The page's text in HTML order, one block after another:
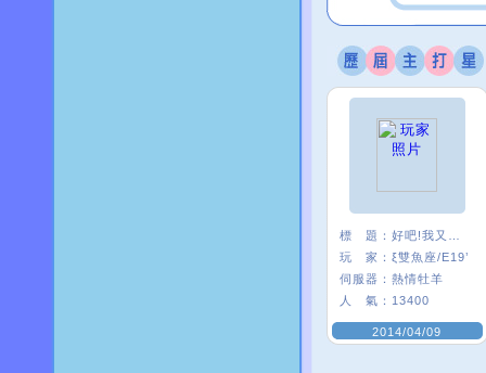
標 題：
玩 家： ξ雙魚座/E19’
伺服器： 熱情牡羊
人 氣： 13400
2014/04/09